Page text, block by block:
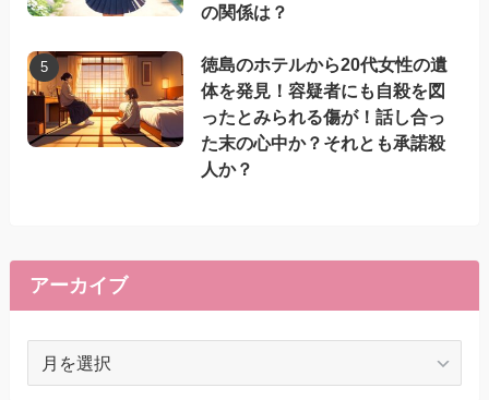
の関係は？
徳島のホテルから20代女性の遺
体を発見！容疑者にも自殺を図
ったとみられる傷が！話し合っ
た末の心中か？それとも承諾殺
人か？
アーカイブ